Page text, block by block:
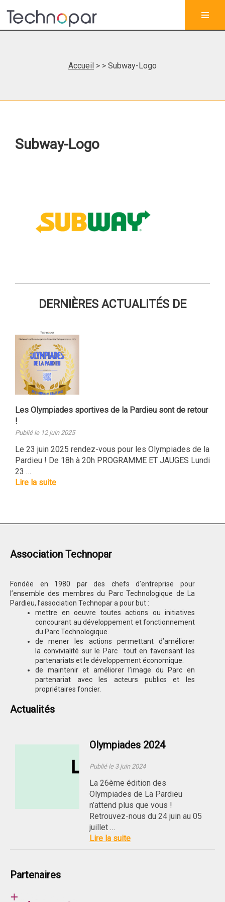
Accueil > > Subway-Logo
Subway-Logo
DERNIÈRES ACTUALITÉS DE
Les Olympiades sportives de la Pardieu sont de retour
!
Publié le 12 juin 2025
Le 23 juin 2025 rendez-vous pour les Olympiades de la
Pardieu ! De 18h à 20h PROGRAMME ET JAUGES Lundi
23 …
Lire la suite
Association Technopar
Fondée en 1980 par des chefs d’entreprise pour
l’ensemble des membres du Parc Technologique de La
Pardieu, l’association Technopar a pour but :
mettre en oeuvre toutes actions ou initiatives
concourant au développement et fonctionnement
du Parc Technologique.
de mener les actions permettant d’améliorer
la convivialité sur le Parc tout en favorisant les
partenariats et le développement économique.
de maintenir et améliorer l’image du Parc en
partenariat avec les acteurs publics et les
propriétaires foncier.
Actualités
Olympiades 2024
Publié le 3 juin 2024
La 26ème édition des
Olympiades de La Pardieu
n’attend plus que vous !
Retrouvez-nous du 24 juin au 05
juillet …
Lire la suite
Partenaires